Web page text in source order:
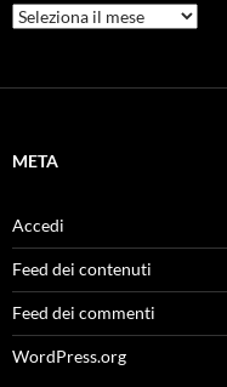
Archivi
META
Accedi
Feed dei contenuti
Feed dei commenti
WordPress.org